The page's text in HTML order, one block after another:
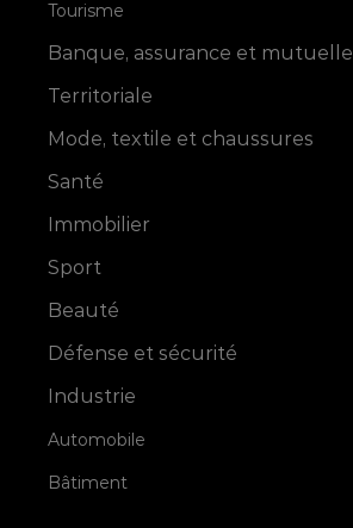
Tourisme
Banque, assurance et mutuelle
Territoriale
Mode, textile et chaussures
Santé
Immobilier
Sport
Beauté
Défense et sécurité
Industrie
Automobile
Bâtiment